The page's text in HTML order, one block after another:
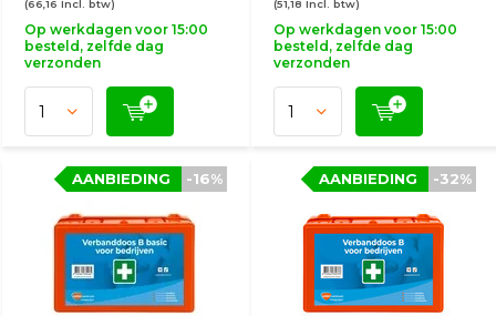
(66,16 Incl. btw)
Op werkdagen voor 15:00
besteld, zelfde dag
verzonden
(51,18 Incl. btw)
Op werkdagen voor 15:00
besteld, zelfde dag
verzonden
-16%
AANBIEDING -32%
AANBIEDING